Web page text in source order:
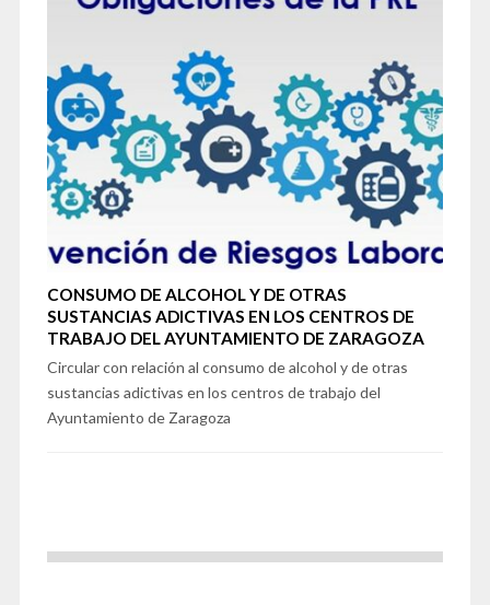
CONSUMO DE ALCOHOL Y DE OTRAS
SUSTANCIAS ADICTIVAS EN LOS CENTROS DE
TRABAJO DEL AYUNTAMIENTO DE ZARAGOZA
Circular con relación al consumo de alcohol y de otras
sustancias adictivas en los centros de trabajo del
Ayuntamiento de Zaragoza